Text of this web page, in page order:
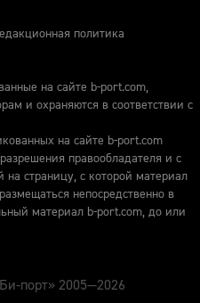
политика
на сайте b-port.com,
и охраняются в соответствии с
на сайте b-port.com
правообладателя и с
на страницу, с которой материал
непосредственно в
материал b-port.com, до или
порт» 2005—2026